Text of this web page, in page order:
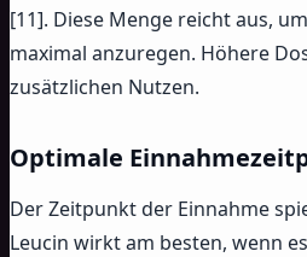
[11]. Diese Menge reicht aus,
maximal anzuregen. Höhere
zusätzlichen Nutzen.
Optimale
Der Zeitpunkt der Einnahme
Leucin wirkt am besten, wenn